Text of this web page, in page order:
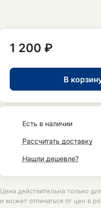
1 200 ₽
В
Есть в наличии
Рассчитать доставку
Нашли дешевле?
Цена действительна только
и может отличаться от цен в